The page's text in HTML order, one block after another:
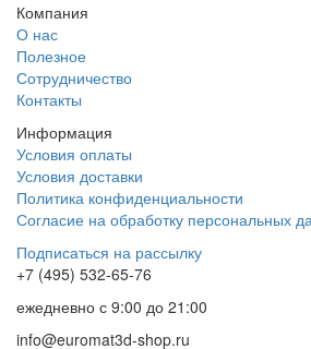
Компания
О нас
Полезное
Сотрудничество
Контакты
Информация
Условия оплаты
Условия доставки
Политика конфиденциальности
Согласие на обработку персональных
Подписаться на рассылку
+7 (495) 532-65-76
ежедневно с 9:00 до 21:00
info@euromat3d-shop.ru